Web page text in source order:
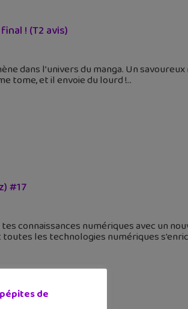
! (T2 avis)
dans l’univers du manga. Un
tome, et il envoie du lourd !
#17
connaissances numériques avec un
les technologies numériques
de